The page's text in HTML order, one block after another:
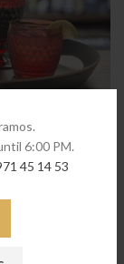
6:00 PM.
45 14 53